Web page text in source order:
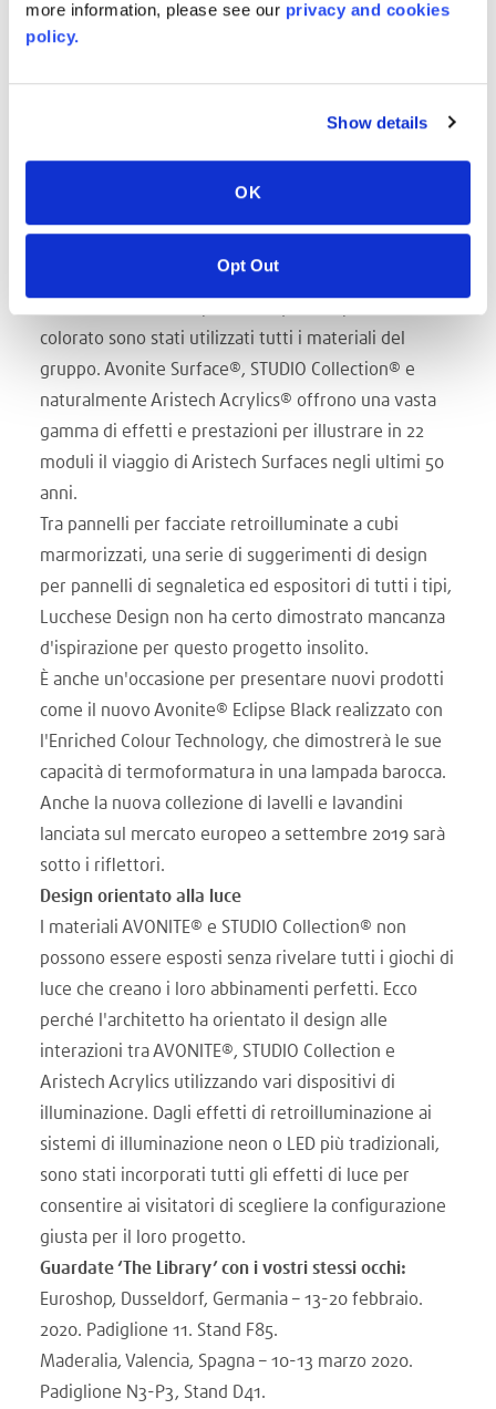
more information, please see our privacy and cookies
policy.
Show details
OK
Opt Out
materiali i colori più audaci prima di lavorare sugli
sua maturità con un design che sorprende e risulta
Nella gamma delle superfici Aristech non mancano
colorato sono stati utilizzati tutti i materiali del
gruppo. Avonite Surface®, STUDIO Collection® e
naturalmente Aristech Acrylics® offrono una vasta
gamma di effetti e prestazioni per illustrare in 22
moduli il viaggio di Aristech Surfaces negli ultimi 50
anni.
Tra pannelli per facciate retroilluminate a cubi
marmorizzati, una serie di suggerimenti di design
per pannelli di segnaletica ed espositori di tutti i tipi,
Lucchese Design non ha certo dimostrato mancanza
d'ispirazione per questo progetto insolito.
È anche un'occasione per presentare nuovi prodotti
come il nuovo Avonite® Eclipse Black realizzato con
l'Enriched Colour Technology, che dimostrerà le sue
capacità di termoformatura in una lampada barocca.
Anche la nuova collezione di lavelli e lavandini
lanciata sul mercato europeo a settembre 2019 sarà
sotto i riflettori.
Design orientato alla luce
I materiali AVONITE® e STUDIO Collection® non
possono essere esposti senza rivelare tutti i giochi di
luce che creano i loro abbinamenti perfetti. Ecco
perché l'architetto ha orientato il design alle
interazioni tra AVONITE®, STUDIO Collection e
Aristech Acrylics utilizzando vari dispositivi di
illuminazione. Dagli effetti di retroilluminazione ai
sistemi di illuminazione neon o LED più tradizionali,
sono stati incorporati tutti gli effetti di luce per
consentire ai visitatori di scegliere la configurazione
giusta per il loro progetto.
Guardate ‘The Library’ con i vostri stessi occhi:
Euroshop, Dusseldorf, Germania – 13-20 febbraio.
2020. Padiglione 11. Stand F85.
Maderalia, Valencia, Spagna – 10-13 marzo 2020.
Padiglione N3-P3, Stand D41.